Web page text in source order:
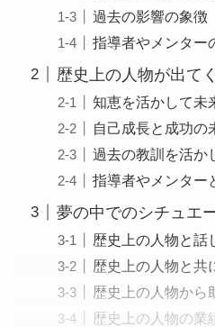
過去の影響の象徴
指導者やメンター
歴史上の人物が出て
知恵を活かして未
自己成長と成功の
過去の教訓を活か
指導者やメンター
夢の中でのシチュエ
歴史上の人物と話
歴史上の人物と共
歴史上の人物から
歴史上の人物の業